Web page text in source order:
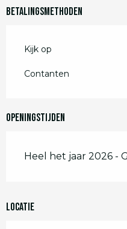
Betalingsmethoden
Kijk op
Contanten
Openingstijden
Heel het jaar 2026 -
Locatie